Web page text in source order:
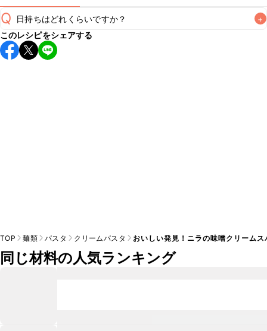
Q 日持ちはどれくらいですか？ +
こちらのレシピは出来たてをお召し上がりいただくことをお
すすめします。
このレシピをシェアする
TOP 麺類 パスタ クリームパスタ おいしい発見！ニラの味噌クリームス
同じ材料の人気ランキング